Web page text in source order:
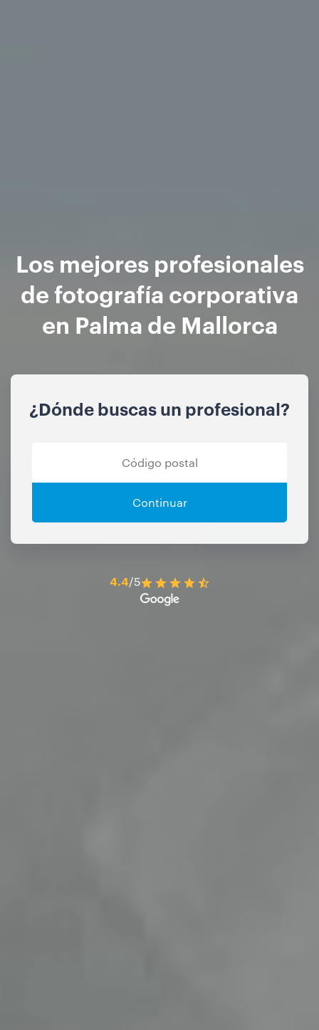
Los mejores profesionales
de fotografía corporativa
en Palma de Mallorca
¿Dónde buscas un profesional?
Continuar
4.4/5